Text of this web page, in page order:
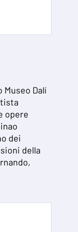
Dalí
opere
dei
della